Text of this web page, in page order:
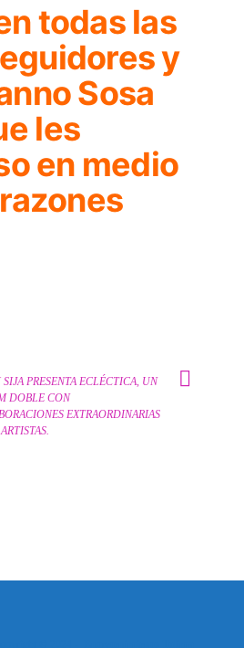
todas las
y
Sosa
les
en medio
SIJA PRESENTA ECLÉCTICA, UN
DOBLE CON
EXTRAORDINARIAS